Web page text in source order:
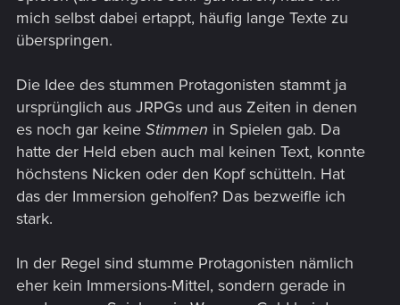
mich selbst dabei ertappt, häufig lange Texte zu
überspringen.
Die Idee des stummen Protagonisten stammt ja
ursprünglich aus JRPGs und aus Zeiten in denen
es noch gar keine Stimmen in Spielen gab. Da
hatte der Held eben auch mal keinen Text, konnte
höchstens Nicken oder den Kopf schütteln. Hat
das der Immersion geholfen? Das bezweifle ich
stark.
In der Regel sind stumme Protagonisten nämlich
eher kein Immersions-Mittel, sondern gerade in